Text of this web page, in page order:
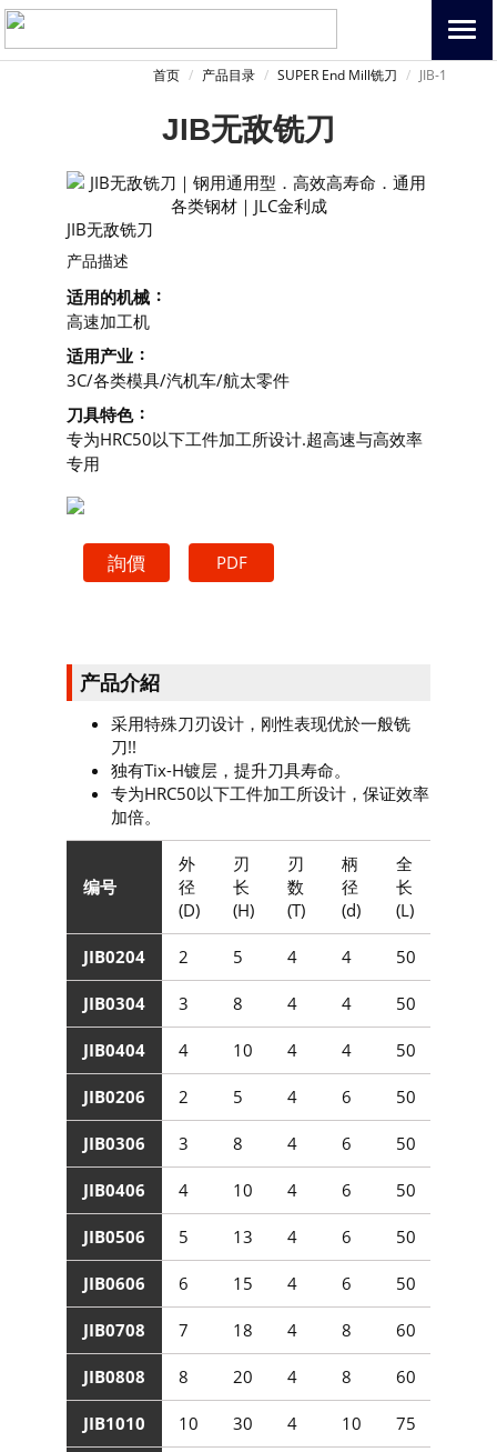
首页 产品目录 SUPER End Mill铣刀 JIB-1
JIB无敌铣刀
JIB无敌铣刀
产品描述
适用的机械
高速加工机
适用产业
3C/各类模具/汽机车/航太零件
刀具特色
专为HRC50以下工件加工所设计.超高速与高效率
专用
詢價
产品介紹
采用特殊刀刃设计，刚性表现优於一般铣
刀!!
独有Tix-H镀层，提升刀具寿命。
专为HRC50以下工件加工所设计，保证效率
加倍。
编号
外
径
(D)
刃
长
(H)
刃
数
(T)
柄
径
(d)
全
长
(L)
JIB0204 2 5 4 4 50
JIB0304 3 8 4 4 50
JIB0404 4 10 4 4 50
JIB0206 2 5 4 6 50
JIB0306 3 8 4 6 50
JIB0406 4 10 4 6 50
JIB0506 5 13 4 6 50
JIB0606 6 15 4 6 50
JIB0708 7 18 4 8 60
JIB0808 8 20 4 8 60
JIB1010 10 30 4 10 75